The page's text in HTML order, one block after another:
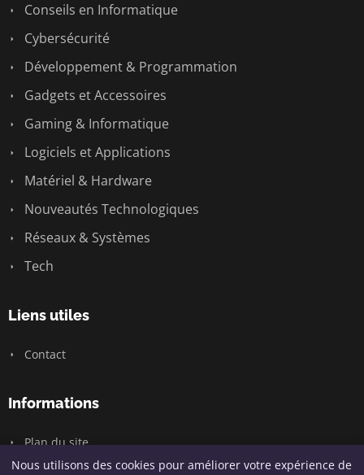
Conseils en Informatique
Cybersécurité
Développement & Programmation
Gadgets et Accessoires
Gaming & Informatique
Logiciels et Applications
Matériel & Hardware
Nouveautés Technologiques
Réseaux & Systèmes
Tech
Liens utiles
Contact
Informations
Plan du site
Nous utilisons des cookies pour améliorer votre expérience de